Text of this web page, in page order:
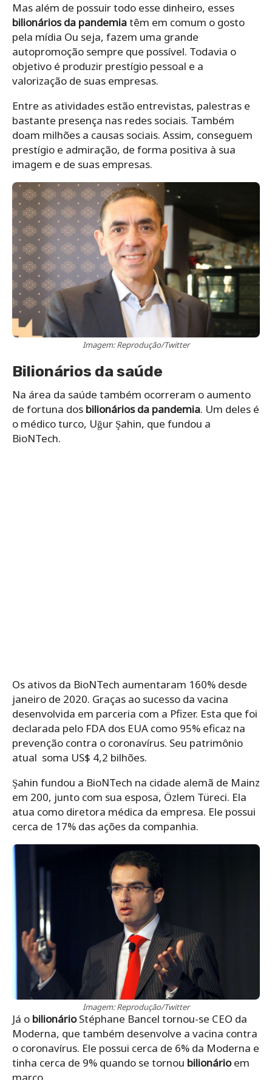
Mas além de possuir todo esse dinheiro, esses
bilionários da pandemiatêm em comum o gosto
pela mídia Ou seja, fazem uma grande
autopromoção sempre que possível. Todavia o
objetivo é produzir prestígio pessoal e a
valorização de suas empresas.
Entre as atividades estão entrevistas, palestras e
bastante presença nas redes sociais. Também
doam milhões a causas sociais. Assim, conseguem
prestígio e admiração, de forma positiva à sua
imagem e de suas empresas.
Imagem: Reprodução/Twitter
Bilionários da saúde
Na área da saúde também ocorreram o aumento
de fortuna dos bilionários da pandemia. Um deles é
o médico turco, Uğur Şahin, que fundou a
BioNTech.
Os ativos da BioNTech aumentaram 160% desde
janeiro de 2020. Graças ao sucesso da vacina
desenvolvida em parceria com a Pfizer. Esta que foi
declarada pelo FDA dos EUA como 95% eficaz na
prevenção contra o coronavírus. Seu patrimônio
atual soma US$ 4,2 bilhões.
Şahin fundou a BioNTech na cidade alemã de Mainz
em 200, junto com sua esposa, Özlem Türeci. Ela
atua como diretora médica da empresa. Ele possui
cerca de 17% das ações da companhia.
Imagem: Reprodução/Twitter
Já o bilionárioStéphane Bancel tornou-se CEO da
Moderna, que também desenvolve a vacina contra
o coronavírus. Ele possui cerca de 6% da Moderna e
tinha cerca de 9% quando se tornou bilionárioem